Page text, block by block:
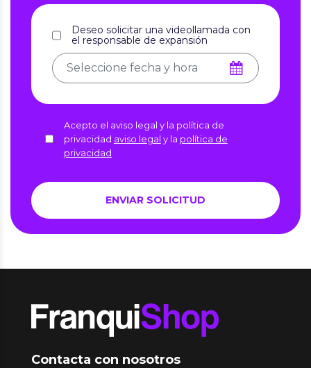
Deseo solicitar una videollamada con
el responsable de expansión
Acepto el aviso legal y la política de
privacidad aviso legal y la política de
privacidad
Contacta con nosotros